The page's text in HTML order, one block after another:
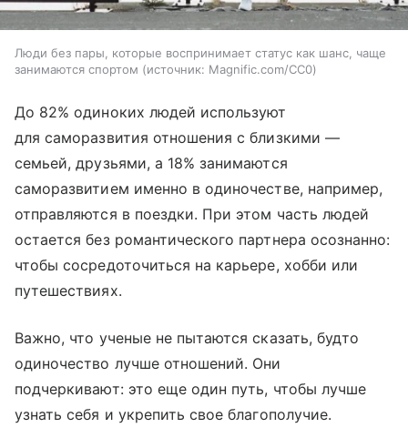
Люди без пары, которые воспринимает статус как шанс, чаще
занимаются спортом
источник: Magnific.com/CC0
До 82% одиноких людей используют
для саморазвития отношения с близкими —
семьей, друзьями, а 18% занимаются
саморазвитием именно в одиночестве, например,
отправляются в поездки. При этом часть людей
остается без романтического партнера осознанно:
чтобы сосредоточиться на карьере, хобби или
путешествиях.
Важно, что ученые не пытаются сказать, будто
одиночество лучше отношений. Они
подчеркивают: это еще один путь, чтобы лучше
узнать себя и укрепить свое благополучие.